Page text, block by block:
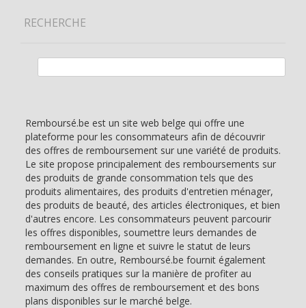
RECHERCHE
Remboursé.be est un site web belge qui offre une
plateforme pour les consommateurs afin de découvrir
des offres de remboursement sur une variété de produits.
Le site propose principalement des remboursements sur
des produits de grande consommation tels que des
produits alimentaires, des produits d'entretien ménager,
des produits de beauté, des articles électroniques, et bien
d'autres encore. Les consommateurs peuvent parcourir
les offres disponibles, soumettre leurs demandes de
remboursement en ligne et suivre le statut de leurs
demandes. En outre, Remboursé.be fournit également
des conseils pratiques sur la manière de profiter au
maximum des offres de remboursement et des bons
plans disponibles sur le marché belge.